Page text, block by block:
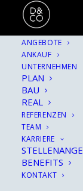
ANGEBOTE
ANKAUF
UNTERNEHMEN
PLAN
BAU
REAL
REFERENZEN
TEAM
KARRIERE
BENEFITS
KONTAKT